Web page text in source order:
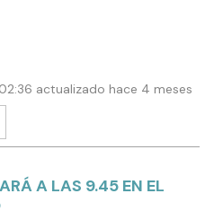
actualizado hace 4 meses
A LAS 9.45 EN EL